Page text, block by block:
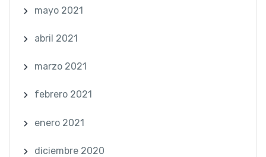
mayo 2021
abril 2021
marzo 2021
febrero 2021
enero 2021
diciembre 2020